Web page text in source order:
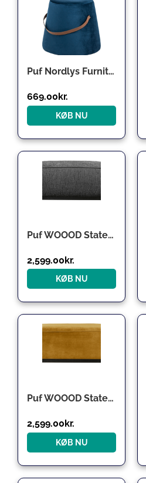
Puf Nordlys Furniture Fuji blå fløjl Ø42 x H36 cm – siddepuf & fodskammel
669.00 kr.
KØB NU
Puf WOOOD Statement – grå grov Ferra-velour fodskammel/puf, H40xB80xD55 cm
2,599.00kr.
KØB NU
Puf WOOOD Statement honninggul Jarra velour H40xB80xD55 cm siddepuf
2,599.00 kr.
KØB NU